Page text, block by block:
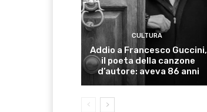
CULTURA
Addio a Francesco Guccini,
il poeta della canzone
d’autore: aveva 86 anni